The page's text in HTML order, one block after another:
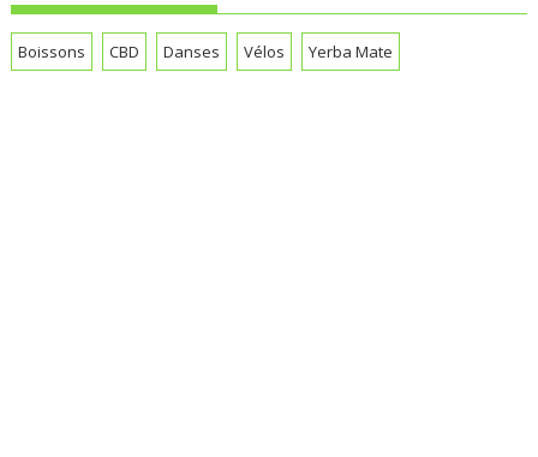
Boissons CBD Danses Vélos Yerba Mate